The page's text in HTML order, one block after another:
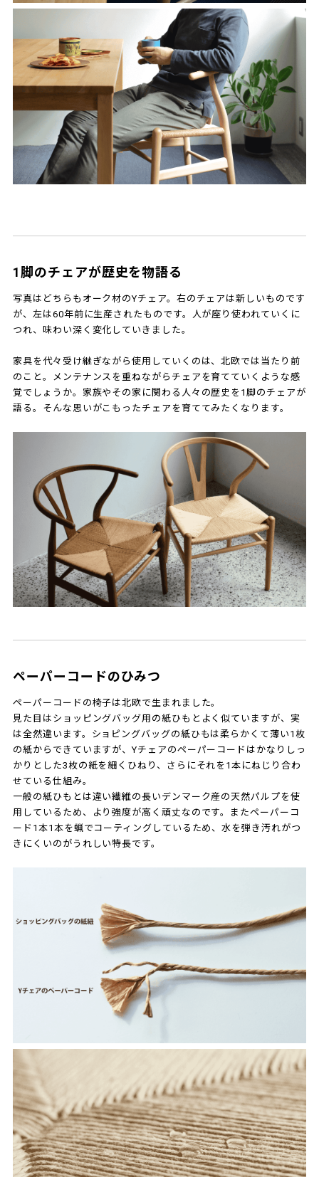
1脚のチェアが歴史を物語る
写真はどちらもオーク材のYチェア。右のチェアは新しいものです
が、左は60年前に生産されたものです。人が座り使われていくに
つれ、味わい深く変化していきました。
家具を代々受け継ぎながら使用していくのは、北欧では当たり前
のこと。メンテナンスを重ねながらチェアを育てていくような感
覚でしょうか。家族やその家に関わる人々の歴史を1脚のチェアが
語る。そんな思いがこもったチェアを育ててみたくなります。
ペーパーコードのひみつ
ペーパーコードの椅子は北欧で生まれました。
見た目はショッピングバッグ用の紙ひもとよく似ていますが、実
は全然違います。ショピングバッグの紙ひもは柔らかくて薄い1枚
の紙からできていますが、Yチェアのペーパーコードはかなりしっ
かりとした3枚の紙を細くひねり、さらにそれを1本にねじり合わ
せている仕組み。
一般の紙ひもとは違い繊維の長いデンマーク産の天然パルプを使
用しているため、より強度が高く頑丈なのです。またペーパーコ
ード1本1本を蝋でコーティングしているため、水を弾き汚れがつ
きにくいのがうれしい特長です。